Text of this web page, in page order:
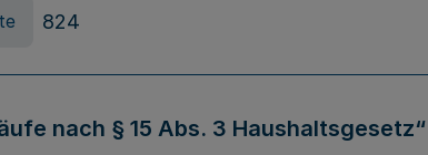
824
nach § 15 Abs. 3 Haushaltsgesetz“